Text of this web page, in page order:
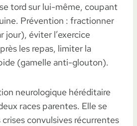
tord sur lui-même, coupant
Prévention : fractionner
jour), éviter l’exercice
les repas, limiter la
(gamelle anti-glouton).
neurologique héréditaire
races parentes. Elle se
convulsives récurrentes